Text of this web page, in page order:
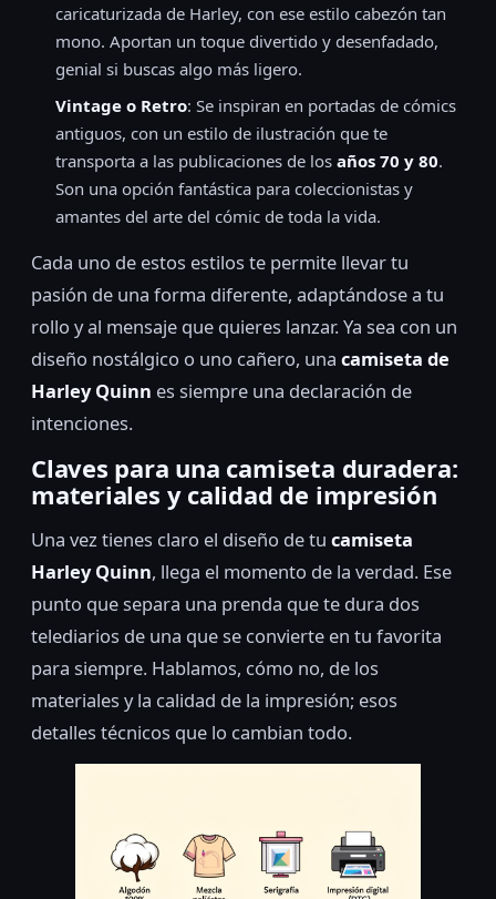
caricaturizada de Harley, con ese estilo cabezón tan
mono. Aportan un toque divertido y desenfadado,
genial si buscas algo más ligero.
Vintage o Retro: Se inspiran en portadas de cómics
antiguos, con un estilo de ilustración que te
transporta a las publicaciones de los años 70 y 80.
Son una opción fantástica para coleccionistas y
amantes del arte del cómic de toda la vida.
Cada uno de estos estilos te permite llevar tu
pasión de una forma diferente, adaptándose a tu
rollo y al mensaje que quieres lanzar. Ya sea con un
diseño nostálgico o uno cañero, una camiseta de
Harley Quinn es siempre una declaración de
intenciones.
Claves para una camiseta duradera:
materiales y calidad de impresión
Una vez tienes claro el diseño de tu camiseta
Harley Quinn, llega el momento de la verdad. Ese
punto que separa una prenda que te dura dos
telediarios de una que se convierte en tu favorita
para siempre. Hablamos, cómo no, de los
materiales y la calidad de la impresión; esos
detalles técnicos que lo cambian todo.